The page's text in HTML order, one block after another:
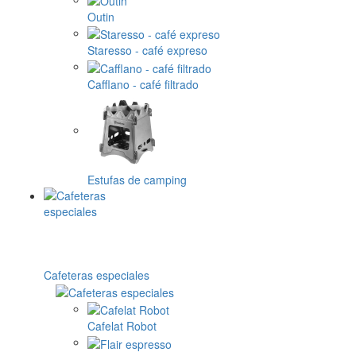
Outin
Staresso - café expreso
Cafflano - café filtrado
Estufas de camping
Cafeteras especiales
Cafelat Robot